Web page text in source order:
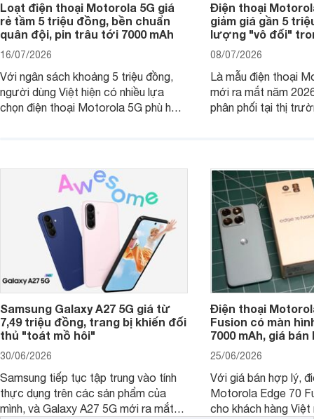
Loạt điện thoại Motorola 5G giá
rẻ tầm 5 triệu đồng, bền chuẩn
quân đội, pin trâu tới 7000 mAh
16/07/2026
Với ngân sách khoảng 5 triệu đồng,
người dùng Việt hiện có nhiều lựa
chọn điện thoại Motorola 5G phù hợp
Điện thoại
giảm giá gần 5
lượng "vô đối"
08/07/2026
Là mẫu điện thoại
mới ra mắt năm
phân phối tại thị
trình giảm giá hấp
thêm một lựa chọn
người dùng Việt.
Samsung Galaxy A27 5G giá từ
7,49 triệu đồng, trang bị khiến đối
thủ "toát mồ hôi"
30/06/2026
Samsung tiếp tục tập trung vào tính
thực dụng trên các sản phẩm của
mình, và Galaxy A27 5G mới ra mắt
Điện thoại
Fusion có màn
7000 mAh, giá
25/06/2026
Với giá bán hợp lý,
Motorola Edge 70
cho khách hàng Việt